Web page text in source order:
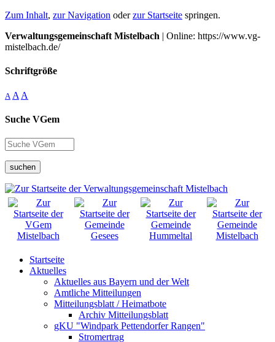
Zum Inhalt, zur Navigation oderzur Startseite springen.
Verwaltungsgemeinschaft Mistelbach | Online: https://www.vg-
mistelbach.de/
Schriftgröße
A A A
Suche VGem
suchen
Startseite
Aktuelles
Aktuelles aus Bayern und der Welt
Amtliche Mitteilungen
Mitteilungsblatt / Heimatbote
Archiv Mitteilungsblatt
gKU "Windpark Pettendorfer Rangen"
Stromertrag